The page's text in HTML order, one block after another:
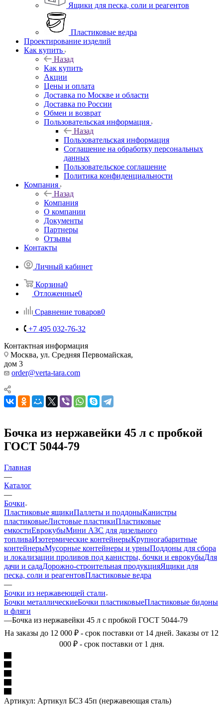
Ящики для песка, соли и реагентов
Пластиковые ведра
Проектирование изделий
Как купить
Назад
Как купить
Акции
Цены и оплата
Доставка по Москве и области
Доставка по России
Обмен и возврат
Пользовательская информация
Назад
Пользовательская информация
Соглашение на обработку персональных
данных
Пользовательское соглашение
Политика конфиденциальности
Компания
Назад
Компания
О компании
Документы
Партнеры
Отзывы
Контакты
Личный кабинет
Корзина0
Отложенные0
Сравнение товаров0
+7 495 032-76-32
Контактная информация
Москва, ул. Средняя Первомайская,
дом 3
order@verta-tara.com
Бочка из нержавейки 45 л с пробкой
ГОСТ 5044-79
Главная
—
Каталог
—
Бочки
Пластиковые ящикиПаллеты и поддоныКанистры
пластиковыеЛистовые пластикиПластиковые
емкостиЕврокубыМини АЗС для дизельного
топливаИзотермические контейнерыКрупногабаритные
контейнерыМусорные контейнеры и урныПоддоны для сбора
и локализации проливов под канистры, бочки и еврокубыДля
дачи и садаДорожно-строительная продукцияЯщики для
песка, соли и реагентовПластиковые ведра
—
Бочки из нержавеющей стали
Бочки металлическиеБочки пластиковыеПластиковые бидоны
и фляги
—Бочка из нержавейки 45 л с пробкой ГОСТ 5044-79
На заказы до 12 000 ₽ - срок поставки от 14 дней. Заказы от 12
000 ₽ - срок поставки от 1 дня.
Артикул: Артикул БСЗ 45п (нержавеющая сталь)